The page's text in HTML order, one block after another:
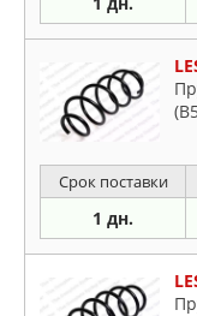
Срок поставки
1 дн.